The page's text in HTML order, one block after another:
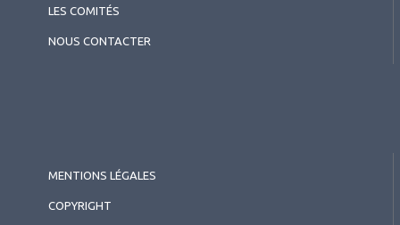
LES COMITÉS
NOUS CONTACTER
MENTIONS LÉGALES
COPYRIGHT